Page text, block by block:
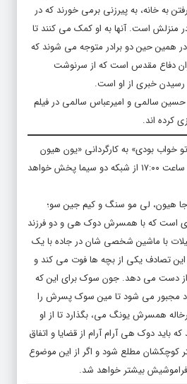
به خانه، به پیرزنی برمی خورند که در
منزلش است. آنها به او کمک می کنند تا
در همین حین دو برادر متوجه می شوند که
دفاع مقدس است که از سرنوشت
خبری از او است.
سالمی و امیرعباس سالمی در فیلم
کرده اند.
خواب بودی» به کارگردانی «یون هیون
جانگ»، جمعه ۲۹ خرداد ماه ساعت ۱۷:۰۰ از شبکه دو سیما پخش خواهد
جا هیون، لی مو سنگ و کیم جین سو؛
است که با همسرش دوک هی و دو فرزند
با ماشین شخصی شان در جاده با یک
تصادف یکی از بچه ها فوت می کند و
دست می دهد. جون سوک برای این که
مجبور می شود تا مین سوک پسرش را
همسرش یونگ می، بگذارد تا از او
باید دوک هی آرام آرام از قضایا و اتفاق
مطلع شود و اگر از این موضوع
بیشتر خواهد شد.